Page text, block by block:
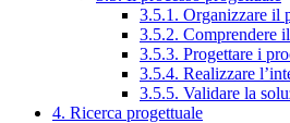
3.5.1. Organizzare il
3.5.2. Comprendere
3.5.3. Progettare i
3.5.4. Realizzare
3.5.5. Validare la
4. Ricerca progettuale